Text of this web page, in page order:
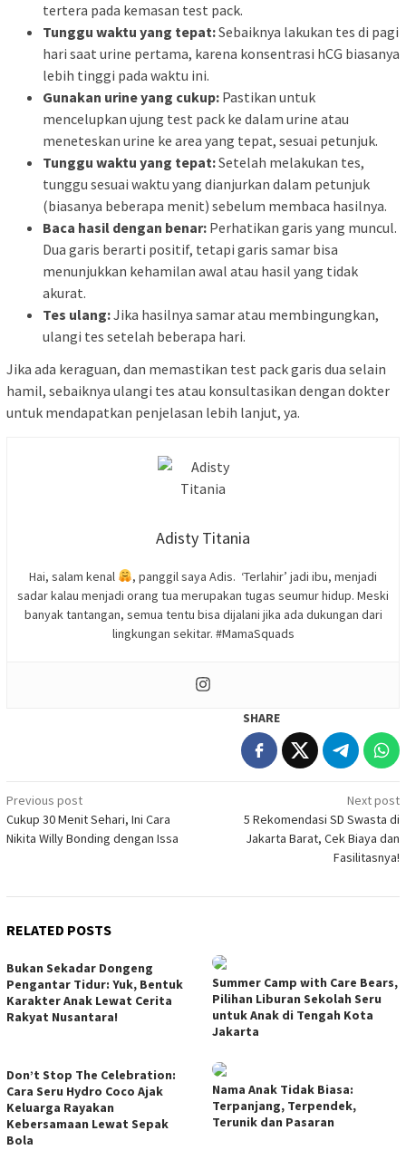
tertera pada kemasan test pack.
Tunggu waktu yang tepat:Sebaiknya lakukan tes di pagi
hari saat urine pertama, karena konsentrasi hCG biasanya
lebih tinggi pada waktu ini.
Gunakan urine yang cukup: Pastikan untuk
mencelupkan ujung test pack ke dalam urine atau
meneteskan urine ke area yang tepat, sesuai petunjuk.
Tunggu waktu yang tepat:Setelah melakukan tes,
tunggu sesuai waktu yang dianjurkan dalam petunjuk
(biasanya beberapa menit) sebelum membaca hasilnya.
Baca hasil dengan benar: Perhatikan garis yang muncul.
Dua garis berarti positif, tetapi garis samar bisa
menunjukkan kehamilan awal atau hasil yang tidak
akurat.
Tes ulang:Jika hasilnya samar atau membingungkan,
ulangi tes setelah beberapa hari.
Jika ada keraguan, dan memastikan test pack garis dua selain
hamil, sebaiknya ulangi tes atau konsultasikan dengan dokter
untuk mendapatkan penjelasan lebih lanjut, ya.
Adisty Titania
Hai, salam kenal
, panggil saya Adis. ‘Terlahir’ jadi ibu, menjadi
sadar kalau menjadi orang tua merupakan tugas seumur hidup. Meski
banyak tantangan, semua tentu bisa dijalani jika ada dukungan dari
lingkungan sekitar. #MamaSquads
SHARE
Post
navigation
Previous post
Cukup 30 Menit Sehari, Ini Cara
Nikita Willy Bonding dengan Issa
Next post
5 Rekomendasi SD Swasta di
Jakarta Barat, Cek Biaya dan
Fasilitasnya!
RELATED POSTS
Bukan Sekadar Dongeng
Pengantar Tidur: Yuk, Bentuk
Karakter Anak Lewat Cerita
Rakyat Nusantara!
Summer Camp with Care Bears,
Pilihan Liburan Sekolah Seru
untuk Anak di Tengah Kota
Jakarta
Don’t Stop The Celebration:
Cara Seru Hydro Coco Ajak
Keluarga Rayakan
Kebersamaan Lewat Sepak
Bola
Nama Anak Tidak Biasa:
Terpanjang, Terpendek,
Terunik dan Pasaran